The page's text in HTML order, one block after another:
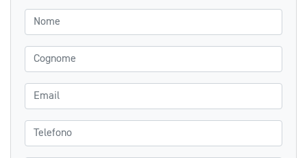
Nome
Cognome
Email
Telefono